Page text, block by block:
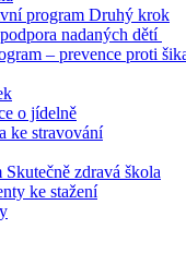
program Druhý krok
nadaných dětí
– prevence proti
o jídelně
ke stravování
Skutečně zdravá škola
ke stažení